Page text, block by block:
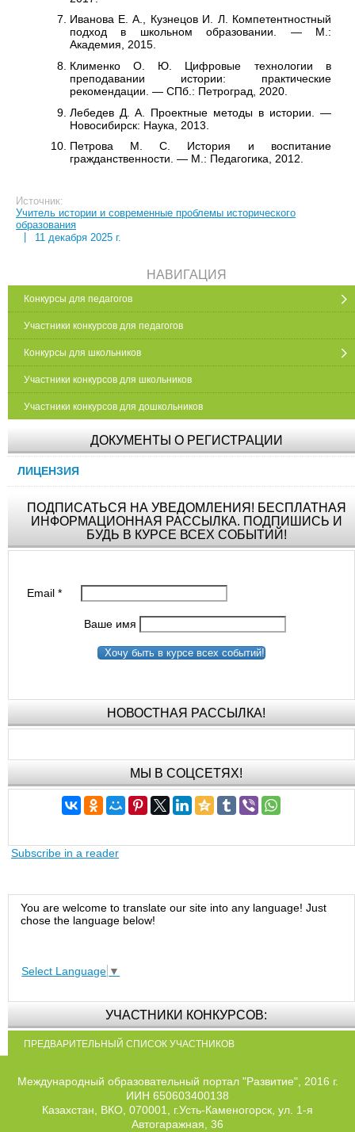
Иванова Е. А., Кузнецов И. Л. Компетентностный
подход в школьном образовании. — М.:
Академия, 2015.
Клименко О. Ю. Цифровые технологии в
преподавании истории: практические
рекомендации. — СПб.: Петроград, 2020.
Лебедев Д. А. Проектные методы в истории. —
Новосибирск: Наука, 2013.
Петрова М. С. История и воспитание
гражданственности. — М.: Педагогика, 2012.
Источник:
Учитель истории и современные проблемы исторического
образования
11 декабря 2025 г.
НАВИГАЦИЯ
Конкурсы для педагогов
Участники конкурсов для педагогов
Конкурсы для школьников
Участники конкурсов для школьников
Участники конкурсов для дошкольников
ДОКУМЕНТЫ О РЕГИСТРАЦИИ
ЛИЦЕНЗИЯ
ПОДПИСАТЬСЯ НА УВЕДОМЛЕНИЯ! БЕСПЛАТНАЯ
ИНФОРМАЦИОННАЯ РАССЫЛКА. ПОДПИШИСЬ И
БУДЬ В КУРСЕ ВСЕХ СОБЫТИЙ!
Email*
Ваше имя
Хочу быть в курсе всех событий!
НОВОСТНАЯ РАССЫЛКА!
МЫ В СОЦСЕТЯХ!
Subscribe in a reader
You are welcome to translate our site into any language! Just
chose the language below!
Select Language ▼
УЧАСТНИКИ КОНКУРСОВ:
ПРЕДВАРИТЕЛЬНЫЙ СПИСОК УЧАСТНИКОВ
Международный образовательный портал "Развитие", 2016 г.
ИИН 650603400138
Казахстан, ВКО, 070001, г.Усть-Каменогорск, ул. 1-я
Автогаражная, 36